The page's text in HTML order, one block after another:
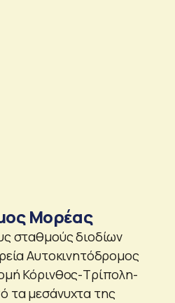
Μορέας
σταθμούς διοδίων
Αυτοκινητόδρομος
Κόρινθος-Τρίπολη-
τα μεσάνυχτα της